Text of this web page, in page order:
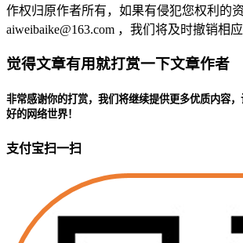
作权归原作者所有，如果有侵犯您权利的
aiweibaike@163.com ，我们将及时撤销相应
觉得文章有用就打赏一下文章作者
非常感谢你的打赏，我们将继续提供更多优质内容
好的网络世界！
支付宝扫一扫